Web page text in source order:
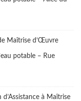
Maîtrise d’Œuvre
potable – Rue
à Maîtrise